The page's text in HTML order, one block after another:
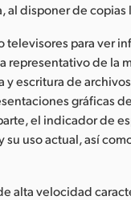
al disponer de copias
para ver
representativo de la
escritura de
gráficas
el indicador de
uso actual, así
alta velocidad